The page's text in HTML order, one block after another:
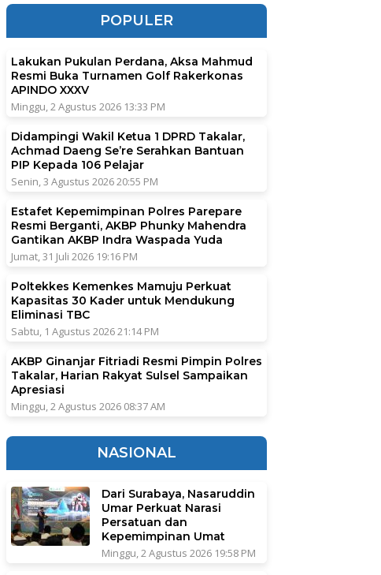
POPULER
Lakukan Pukulan Perdana, Aksa Mahmud
Resmi Buka Turnamen Golf Rakerkonas
APINDO XXXV
Minggu, 2 Agustus 2026 13:33 PM
Didampingi Wakil Ketua 1 DPRD Takalar,
Achmad Daeng Se’re Serahkan Bantuan
PIP Kepada 106 Pelajar
Senin, 3 Agustus 2026 20:55 PM
Estafet Kepemimpinan Polres Parepare
Resmi Berganti, AKBP Phunky Mahendra
Gantikan AKBP Indra Waspada Yuda
Jumat, 31 Juli 2026 19:16 PM
Poltekkes Kemenkes Mamuju Perkuat
Kapasitas 30 Kader untuk Mendukung
Eliminasi TBC
Sabtu, 1 Agustus 2026 21:14 PM
AKBP Ginanjar Fitriadi Resmi Pimpin Polres
Takalar, Harian Rakyat Sulsel Sampaikan
Apresiasi
Minggu, 2 Agustus 2026 08:37 AM
NASIONAL
Dari Surabaya, Nasaruddin
Umar Perkuat Narasi
Persatuan dan
Kepemimpinan Umat
Minggu, 2 Agustus 2026 19:58 PM